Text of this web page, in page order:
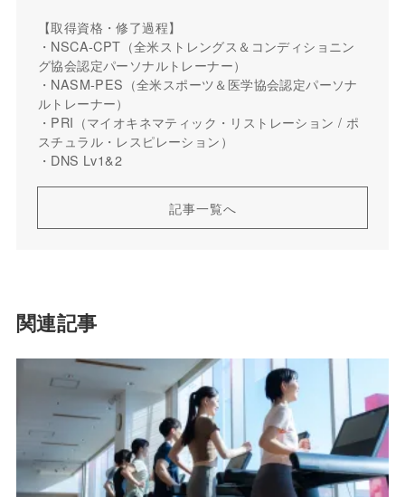
【取得資格・修了過程】
・NSCA-CPT（全米ストレングス＆コンディショニン
グ協会認定パーソナルトレーナー）
・NASM-PES（全米スポーツ＆医学協会認定パーソナ
ルトレーナー）
・PRI（マイオキネマティック・リストレーション / ポ
スチュラル・レスピレーション）
・DNS Lv1&2
記事一覧へ
関連記事